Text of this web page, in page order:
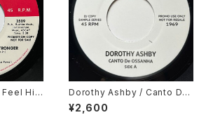
His
Dorothy Ashby / Canto De
Ossanha, Cause I Need It
¥2,600